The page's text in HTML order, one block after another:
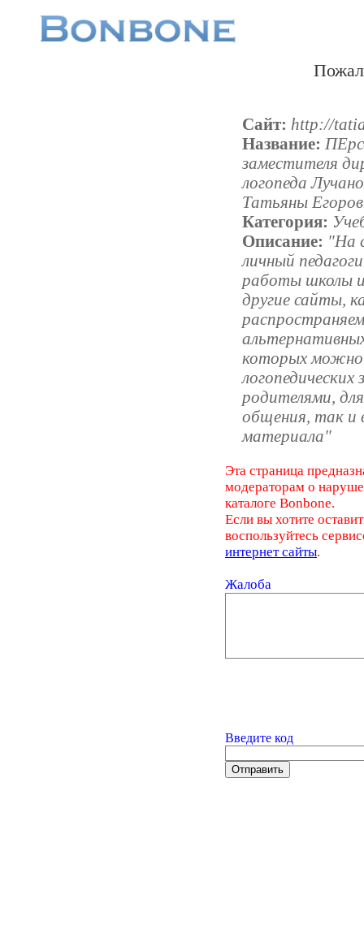
Сайт: http://
Название:
заместителя
логопеда
Татьяны
Категория:
Описание: "На
личный
работы школы и
другие сайты,
которых можно
логопедических
родителями,
общения, так и
материала"
Эта страница
модераторам о
каталоге Bonbone.
Если вы хотите
воспользуйтесь
интернет сайты.
Жалоба
Введите код